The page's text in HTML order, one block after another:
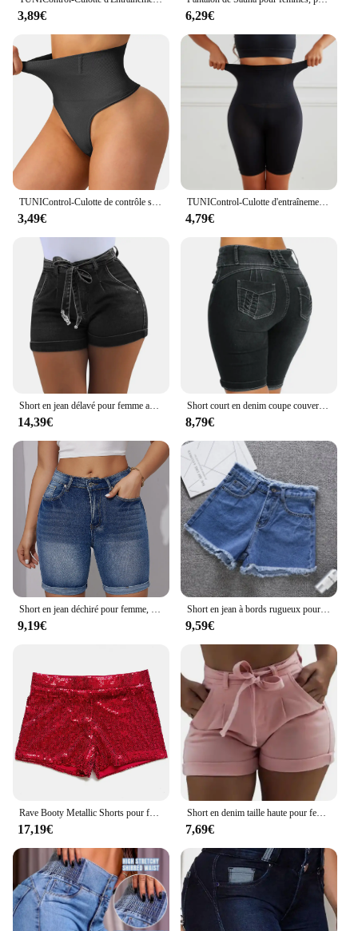
3,89€ 6,29€
TUNIControl-Culotte de contrôle saillante taille haute pour femme, sous-vêtement amincissant pour le corps, super vente
3,49€
TUNIControl-Culotte d'entraînement taille haute pour femme, lève-fesses, gaine amincissante, gaine mi-cuisse, short amincissant pour femme
4,79€
Short en jean délavé pour femme avec poches, jean court, grande taille, haute, nouveau, 5XL
14,39€
Short court en denim coupe couvertes pour femme, jean skinny vintage, mini jupes, esthétique coréenne, pantalon éducatif, grande taille, été
8,79€
Short en jean déchiré pour femme, taille haute, moulant, longueur aux genoux, mode décontractée, vêtements féminins, été, nouveau, 2024
9,19€
Short en jean à bords rugueux pour femme, pantalon court en Denim, décontracté, bleu, noir, blanc, à la mode, pour écolière, été, 2023
9,59€
Rave Booty Metallic Shorts pour femmes, Paillettes scintillantes, Sexy, Noir, Rouge, Argent, Or, Hot Shorts, Summer Wlwear, Festival Dance Shorts
17,19€
Short en denim taille haute pour femme, jean skinny, ceinture, lavé, mode estivale
7,69€